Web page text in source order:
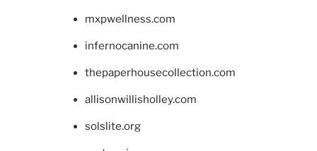
mxpwellness.com
infernocanine.com
thepaperhousecollection.com
allisonwillisholley.com
solslite.org